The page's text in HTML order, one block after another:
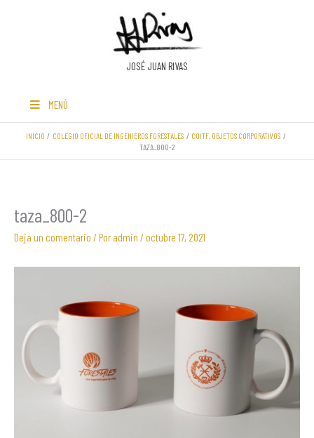
JOSÉ JUAN RIVAS
MENÚ
INICIO COLEGIO OFICIAL DE INGENIEROS FORESTALES
COITF, OBJETOS CORPORATIVOS
TAZA_800-2
taza_800-2
Deja un comentario / Poradmin /octubre 17, 2021